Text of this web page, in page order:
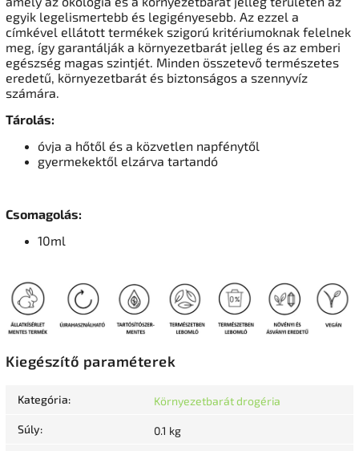
egyik legelismertebb és legigényesebb. Az ezzel a
címkével ellátott termékek szigorú kritériumoknak felelnek
meg, így garantálják a környezetbarát jelleg és az emberi
egészség magas szintjét. Minden összetevő természetes
eredetű, környezetbarát és biztonságos a szennyvíz
számára.
Tárolás:
óvja a hőtől és a közvetlen napfénytől
gyermekektől elzárva tartandó
Csomagolás:
10ml
Kiegészítő paraméterek
Kategória: Környezetbarát drogéria
Súly: 0.1 kg